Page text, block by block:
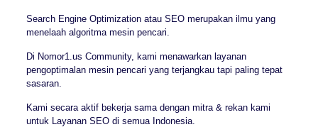
Search Engine Optimization atau SEO merupakan ilmu yang
menelaah algoritma mesin pencari.
Di Nomor1.us Community, kami menawarkan layanan
pengoptimalan mesin pencari yang terjangkau tapi paling tepat
sasaran.
Kami secara aktif bekerja sama dengan mitra & rekan kami
untuk Layanan SEO di semua Indonesia.